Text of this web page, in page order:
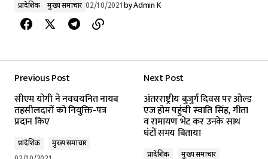
प्रादेशिक मुख्य समाचार 02/10/2021byAdmin K
Previous Post
सीएम योगी ने नवचयनित नायब
तहसीलदारों को नियुक्ति-पत्र
प्रदान किए
प्रादेशिक
मुख्य समाचार
Next Post
अंतरराष्ट्रीय बुजुर्ग दिवस पर ओल्ड
एज होम पहुंची स्वाति सिंह, गीता
व रामायण भेंट कर उनके साथ
घंटों समय बिताया
प्रादेशिक
मुख्य समाचार